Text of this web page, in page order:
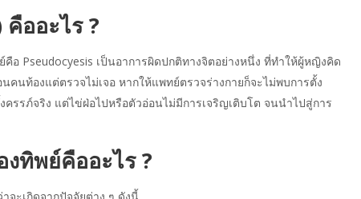
ออะไร ?
อ Pseudocyesis เป็นอาการผิดปกติทางจิตอย่างหนึ่ง ที่ทำให้ผู้หญิงคิด
คนท้องแต่ตรวจไม่เจอ หากให้แพทย์ตรวจร่างกายก็จะไม่พบการตั้ง
รรภ์จริง แต่ไข่ฝ่อไปหรือตัวอ่อนไม่มีการเจริญเติบโต จนนำไปสู่การ
งทิพย์คืออะไร ?
จะเกิดจากปัจจัยต่าง ๆ ดังนี้